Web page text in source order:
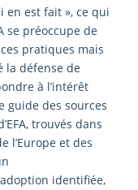
est fait », ce qui
se préoccupe de
pratiques mais
la défense de
à l’intérêt
guide des sources
trouvés dans
l’Europe et des
identifiée,